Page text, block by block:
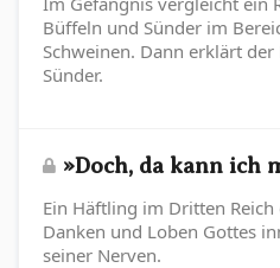
Büffeln und Sünder im
Schweinen. Dann erklärt der
Sünder.
»Doch, da kann ich
Ein Häftling im Dritten
Danken und Loben Gottes
seiner Nerven.